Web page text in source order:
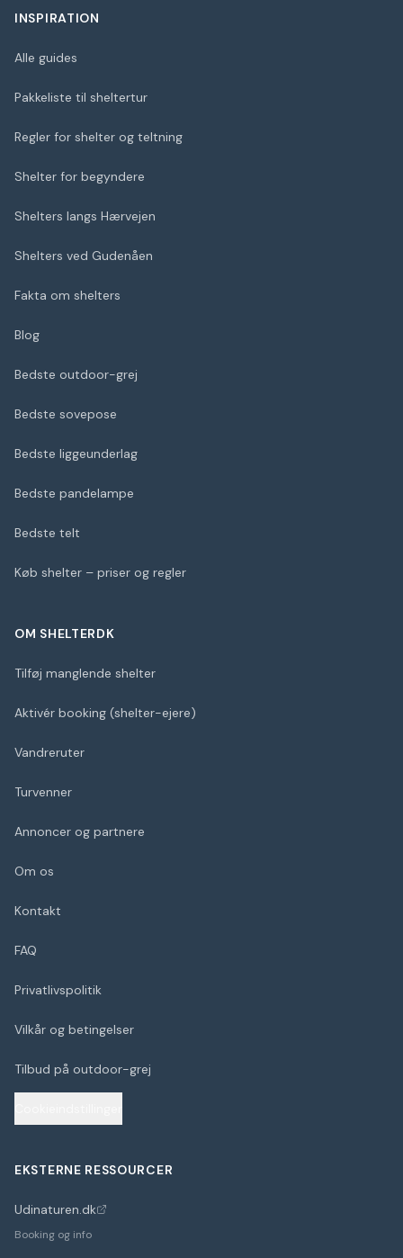
INSPIRATION
Alle guides
Pakkeliste til sheltertur
Regler for shelter og teltning
Shelter for begyndere
Shelters langs Hærvejen
Shelters ved Gudenåen
Fakta om shelters
Blog
Bedste outdoor-grej
Bedste sovepose
Bedste liggeunderlag
Bedste pandelampe
Bedste telt
Køb shelter – priser og regler
OM SHELTERDK
Tilføj manglende shelter
Aktivér booking (shelter-ejere)
Vandreruter
Turvenner
Annoncer og partnere
Om os
Kontakt
FAQ
Privatlivspolitik
Vilkår og betingelser
Tilbud på outdoor-grej
EKSTERNE RESSOURCER
Udinaturen.dk
(åbner i nyt faneblad)
Booking og info